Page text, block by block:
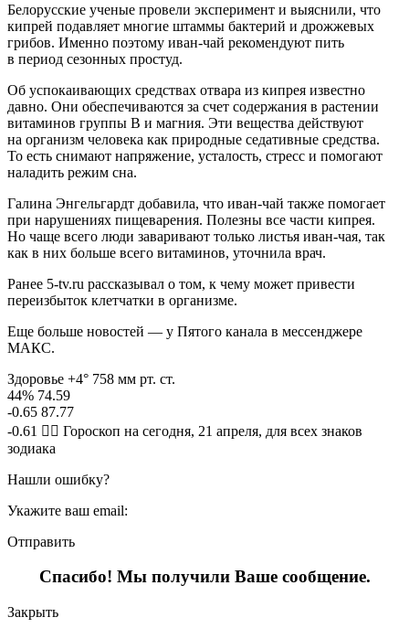
Белорусские ученые провели эксперимент и выяснили, что
кипрей подавляет многие штаммы бактерий и дрожжевых
грибов. Именно поэтому иван-чай рекомендуют пить
в период сезонных простуд.
Об успокаивающих средствах отвара из кипрея известно
давно. Они обеспечиваются за счет содержания в растении
витаминов группы B и магния. Эти вещества действуют
на организм человека как природные седативные средства.
То есть снимают напряжение, усталость, стресс и помогают
наладить режим сна.
Галина Энгельгардт добавила, что иван-чай также помогает
при нарушениях пищеварения. Полезны все части кипрея.
Но чаще всего люди заваривают только листья иван-чая, так
как в них больше всего витаминов, уточнила врач.
Ранее 5-tv.ru рассказывал о том, к чему может привести
переизбыток клетчатки в организме.
Еще больше новостей — у Пятого канала в мессенджере
МАКС.
Здоровье +4° 758 мм рт. ст.
44% 74.59
-0.65 87.77
-0.61 🧙‍♀ Гороскоп на сегодня, 21 апреля, для всех знаков
зодиака
Нашли ошибку?
Укажите ваш email:
Отправить
Спасибо! Мы получили Ваше сообщение.
Закрыть